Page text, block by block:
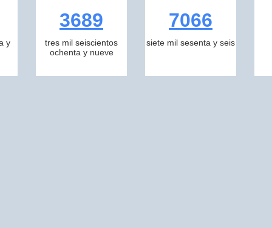
y
3689
tres mil seiscientos
ochenta y nueve
7066
siete mil sesenta y seis